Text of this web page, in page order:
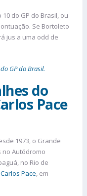
do GP do Brasil, ou
Se Bortoleto
jus a uma odd de
GP do Brasil.
do
Pace
1973, o Grande
no Autódromo
no Rio de
Pace, em